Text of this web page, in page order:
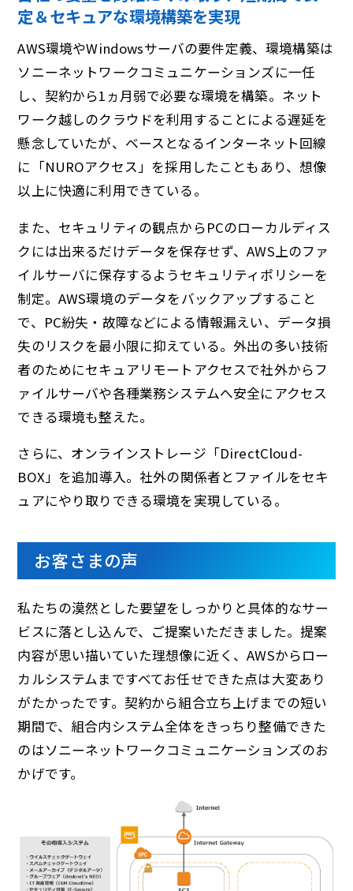
定＆セキュアな環境構築を実現
AWS環境やWindowsサーバの要件定義、環境構築は
ソニーネットワークコミュニケーションズに一任
し、契約から1ヵ月弱で必要な環境を構築。ネット
ワーク越しのクラウドを利用することによる遅延を
懸念していたが、ベースとなるインターネット回線
に「NUROアクセス」を採用したこともあり、想像
以上に快適に利用できている。
また、セキュリティの観点からPCのローカルディス
クには出来るだけデータを保存せず、AWS上のファ
イルサーバに保存するようセキュリティポリシーを
制定。AWS環境のデータをバックアップすること
で、PC紛失・故障などによる情報漏えい、データ損
失のリスクを最小限に抑えている。外出の多い技術
者のためにセキュアリモートアクセスで社外からフ
ァイルサーバや各種業務システムへ安全にアクセス
できる環境も整えた。
さらに、オンラインストレージ「DirectCloud-
BOX」を追加導入。社外の関係者とファイルをセキ
ュアにやり取りできる環境を実現している。
お客さまの声
私たちの漠然とした要望をしっかりと具体的なサー
ビスに落とし込んで、ご提案いただきました。提案
内容が思い描いていた理想像に近く、AWSからロー
カルシステムまですべてお任せできた点は大変あり
がたかったです。契約から組合立ち上げまでの短い
期間で、組合内システム全体をきっちり整備できた
のはソニーネットワークコミュニケーションズのお
かげです。